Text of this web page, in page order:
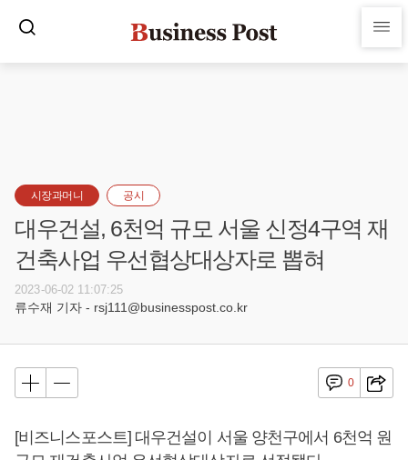
시장과머니 공시
대우건설, 6천억 규모 서울 신정4구역 재
건축사업 우선협상대상자로 뽑혀
2023-06-02 11:07:25
류수재 기자 - rsj111@businesspost.co.kr
0
[비즈니스포스트] 대우건설이 서울 양천구에서 6천억 원